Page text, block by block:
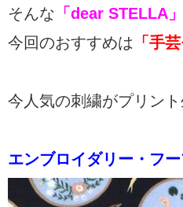
そんな 「dear STELLA」
今回のおすすめは 「手
今人気の刺繍がプリン
エンブロイダリー・フ